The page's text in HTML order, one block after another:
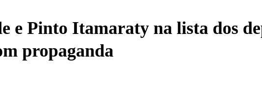
e Pinto Itamaraty na lista dos
propaganda